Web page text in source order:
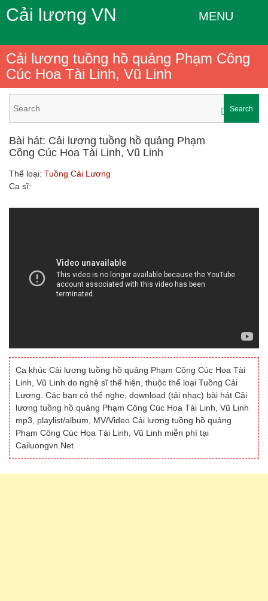
Cải lương VN MENU
Cải lương tuồng hồ quảng Phạm Công
Cúc Hoa Tài Linh, Vũ Linh
Search
Bài hát: Cải lương tuồng hồ quảng Phạm
Công Cúc Hoa Tài Linh, Vũ Linh
Thể loại: Tuồng Cải Lương
Ca sĩ:
Ca khúc Cải lương tuồng hồ quảng Phạm Công Cúc Hoa Tài
Linh, Vũ Linh do nghệ sĩ thể hiện, thuộc thể loại Tuồng Cải
Lương. Các bạn có thể nghe, download (tải nhạc) bài hát Cải
lương tuồng hồ quảng Phạm Công Cúc Hoa Tài Linh, Vũ Linh
mp3, playlist/album, MV/Video Cải lương tuồng hồ quảng
Phạm Công Cúc Hoa Tài Linh, Vũ Linh miễn phí tại
Cailuongvn.Net